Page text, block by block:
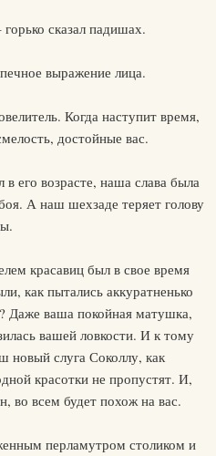
сказал падишах.
выражение лица.
Когда наступит время,
достойные вас.
его возрасте, наша слава была
А наш шехзаде теряет голову
красавиц был в свое время
как пытались аккуратненько
Даже ваша покойная матушка,
вашей ловкости. И к тому
слуга Соколлу, как
красотки не пропустят. И,
во всем будет похож на вас.
перламутром столиком и